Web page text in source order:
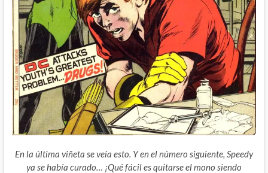
En la última viñeta se veía esto. Y en el número siguiente, Speedy
ya se había curado… ¡Qué fácil es quitarse el mono siendo